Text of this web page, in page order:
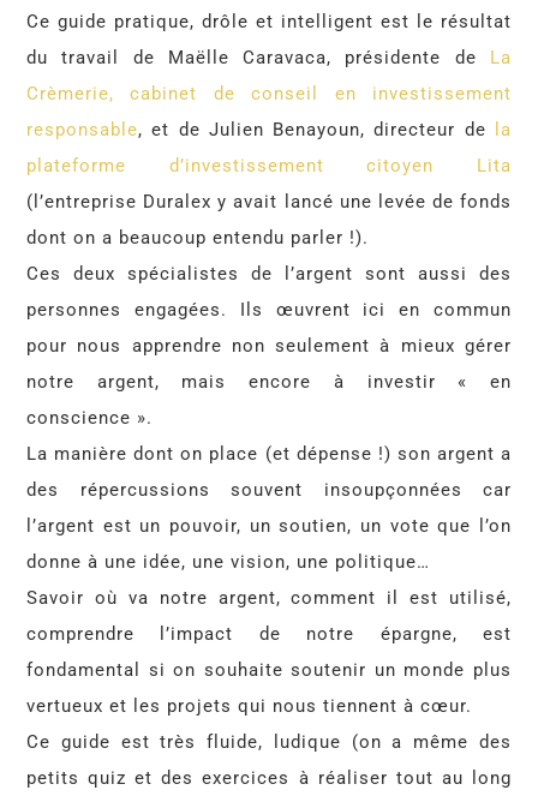
Ce guide pratique, drôle et intelligent est le résultat
du travail de Maëlle Caravaca, présidente de La
Crèmerie, cabinet de conseil en investissement
responsable, et de Julien Benayoun, directeur de
la
plateforme d’investissement citoyen Lita
(l’entreprise Duralex y avait lancé une levée de fonds
dont on a beaucoup entendu parler !).
Ces deux spécialistes de l’argent sont aussi des
personnes engagées. Ils œuvrent ici en commun
pour nous apprendre non seulement à mieux gérer
notre argent, mais encore à investir « en
conscience ».
La manière dont on place (et dépense !) son argent a
des répercussions souvent insoupçonnées car
l’argent est un pouvoir, un soutien, un vote que l’on
donne à une idée, une vision, une politique…
Savoir où va notre argent, comment il est utilisé,
comprendre l’impact de notre épargne, est
fondamental si on souhaite soutenir un monde plus
vertueux et les projets qui nous tiennent à cœur.
Ce guide est très fluide, ludique (on a même des
petits quiz et des exercices à réaliser tout au long